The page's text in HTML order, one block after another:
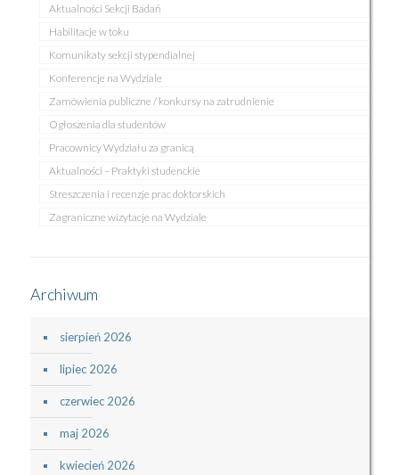
Aktualności Sekcji Badań
Habilitacje w toku
Komunikaty sekcji stypendialnej
Konferencje na Wydziale
Zamówienia publiczne / konkursy na zatrudnienie
Ogłoszenia dla studentów
Pracownicy Wydziału za granicą
Aktualności – Praktyki studenckie
Streszczenia i recenzje prac doktorskich
Zagraniczne wizytacje na Wydziale
Archiwum
sierpień 2026
lipiec 2026
czerwiec 2026
maj 2026
kwiecień 2026